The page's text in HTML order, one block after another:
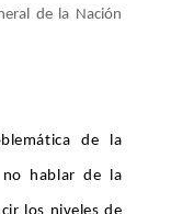
de la Nación
de la
no hablar de la